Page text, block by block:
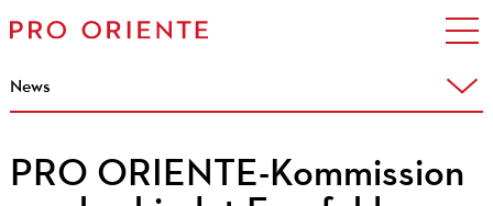
News
PRO ORIENTE-Kommission